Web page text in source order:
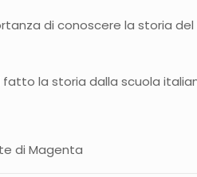
di conoscere la storia
la storia dalla scuola
di Magenta